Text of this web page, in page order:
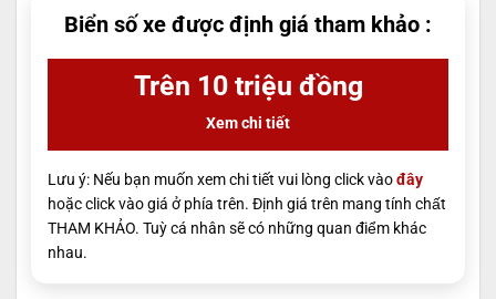
Biển số xe được định giá tham khảo :
Trên 10 triệu đồng
Xem chi tiết
Lưu ý: Nếu bạn muốn xem chi tiết vui lòng click vàođây
hoặc click vào giá ở phía trên. Định giá trên mang tính chất
THAM KHẢO. Tuỳ cá nhân sẽ có những quan điểm khác
nhau.